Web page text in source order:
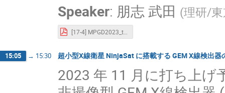
Speaker: 朋志 武田 (理研/
15:05 → 15:30 超小型X線衛星 NinjaSat に搭載する GEM X線検出
2023 年 11 月に打ち上げ